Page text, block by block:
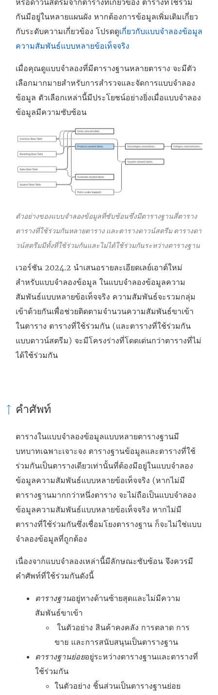
กันมีอยู่ในหลายแผนผัง หากต้องการข้อมูลเพิ่มเติมเกี่ยว
กับระดับความเกี่ยวข้อง โปรดดูเกี่ยวกับแบบจำลองข้อมูล
ความสัมพันธ์แบบหลายข้อเท็จจริง
เมื่อคุณดูแบบจำลองที่มีตารางฐานหลายตาราง จะมีตัว
เลือกมากมายสำหรับการสำรวจและจัดการแบบจำลอง
ข้อมูล ตัวเลือกเหล่านี้มีประโยชน์อย่างยิ่งเมื่อแบบจำลอง
ข้อมูลมีความซับซ้อน
ตัวอย่างของแบบจำลองข้อมูลที่ซับซ้อนซึ่งมีตารางฐานสี่ตาราง
ตารางที่ใช้ร่วมกันหลายตาราง และตารางดาวน์สตรีม ตารางดา
วน์สตรีมมีทั้งที่ใช้ร่วมกันและไม่ได้ใช้ร่วมกันระหว่างตารางฐาน
เวอร์ชัน 2024.2 นำเสนอรายละเอียดเลย์เอาต์ใหม่
สำหรับแบบจำลองข้อมูล ในแบบจำลองข้อมูลความ
สัมพันธ์แบบหลายข้อเท็จจริง ความสัมพันธ์จะรวมกลุ่ม
เข้าด้วยกันเพื่อช่วยติดตามจำนวนความสัมพันธ์ขาเข้า
ในตาราง ตารางที่ใช้ร่วมกัน (และตารางที่ใช้ร่วมกัน
แบบดาวน์สตรีม) จะมีโครงร่างที่โดดเด่นกว่าตารางที่ไม่
ได้ใช้ร่วมกัน
คำศัพท์
ตารางในแบบจำลองข้อมูลแบบหลายตารางฐานมี
บทบาทเฉพาะเจาะจง ตารางฐานข้อมูลและตารางที่ใช้
ร่วมกันเป็นตารางเดียวเท่านั้นที่ต้องมีอยู่ในแบบจำลอง
ข้อมูลความสัมพันธ์แบบหลายข้อเท็จจริง (หากไม่มี
ตารางฐานมากกว่าหนึ่งตาราง จะไม่ถือเป็นแบบจำลอง
ข้อมูลความสัมพันธ์แบบหลายข้อเท็จจริง หากไม่มี
ตารางที่ใช้ร่วมกันซึ่งเชื่อมโยงตารางฐาน ก็จะไม่ใช่แบบ
จำลองข้อมูลที่ถูกต้อง
เนื่องจากแบบจำลองเหล่านี้มีลักษณะซับซ้อน จึงควรมี
คำศัพท์ที่ใช้ร่วมกันดังนี้
ตารางฐานอยู่ทางด้านซ้ายสุดและไม่มีความ
สัมพันธ์ขาเข้า
ในตัวอย่าง สินค้าคงคลัง การตลาด การ
ขาย และการสนับสนุนเป็นตารางฐาน
ตารางฐานย่อยอยู่ระหว่างตารางฐานและตารางที่
ใช้ร่วมกัน
ในตัวอย่าง ชิ้นส่วนเป็นตารางฐานย่อย